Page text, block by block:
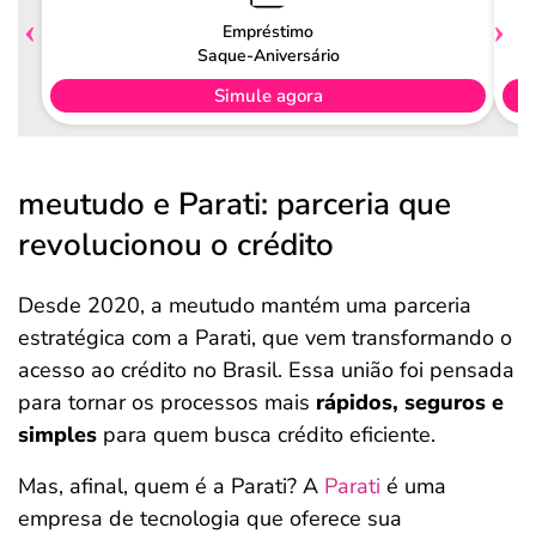
Empréstimo
Saque-Aniversário
Simule agora
meutudo e Parati: parceria que
revolucionou o crédito
Desde 2020, a meutudo mantém uma parceria
estratégica com a Parati, que vem transformando o
acesso ao crédito no Brasil. Essa união foi pensada
para tornar os processos mais rápidos, seguros e
simples para quem busca crédito eficiente.
Mas, afinal, quem é a Parati? A Parati é uma
empresa de tecnologia que oferece sua